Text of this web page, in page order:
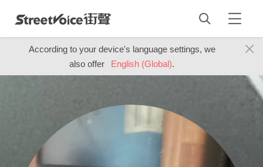
According to your device's language settings, we
also offer
English (Global).